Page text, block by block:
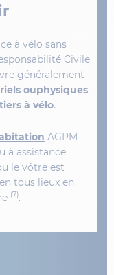
à vélo sans
Civile
généralement
ouphysiques
à vélo.
AGPM
à assistance
le vôtre est
tous lieux en
(7).